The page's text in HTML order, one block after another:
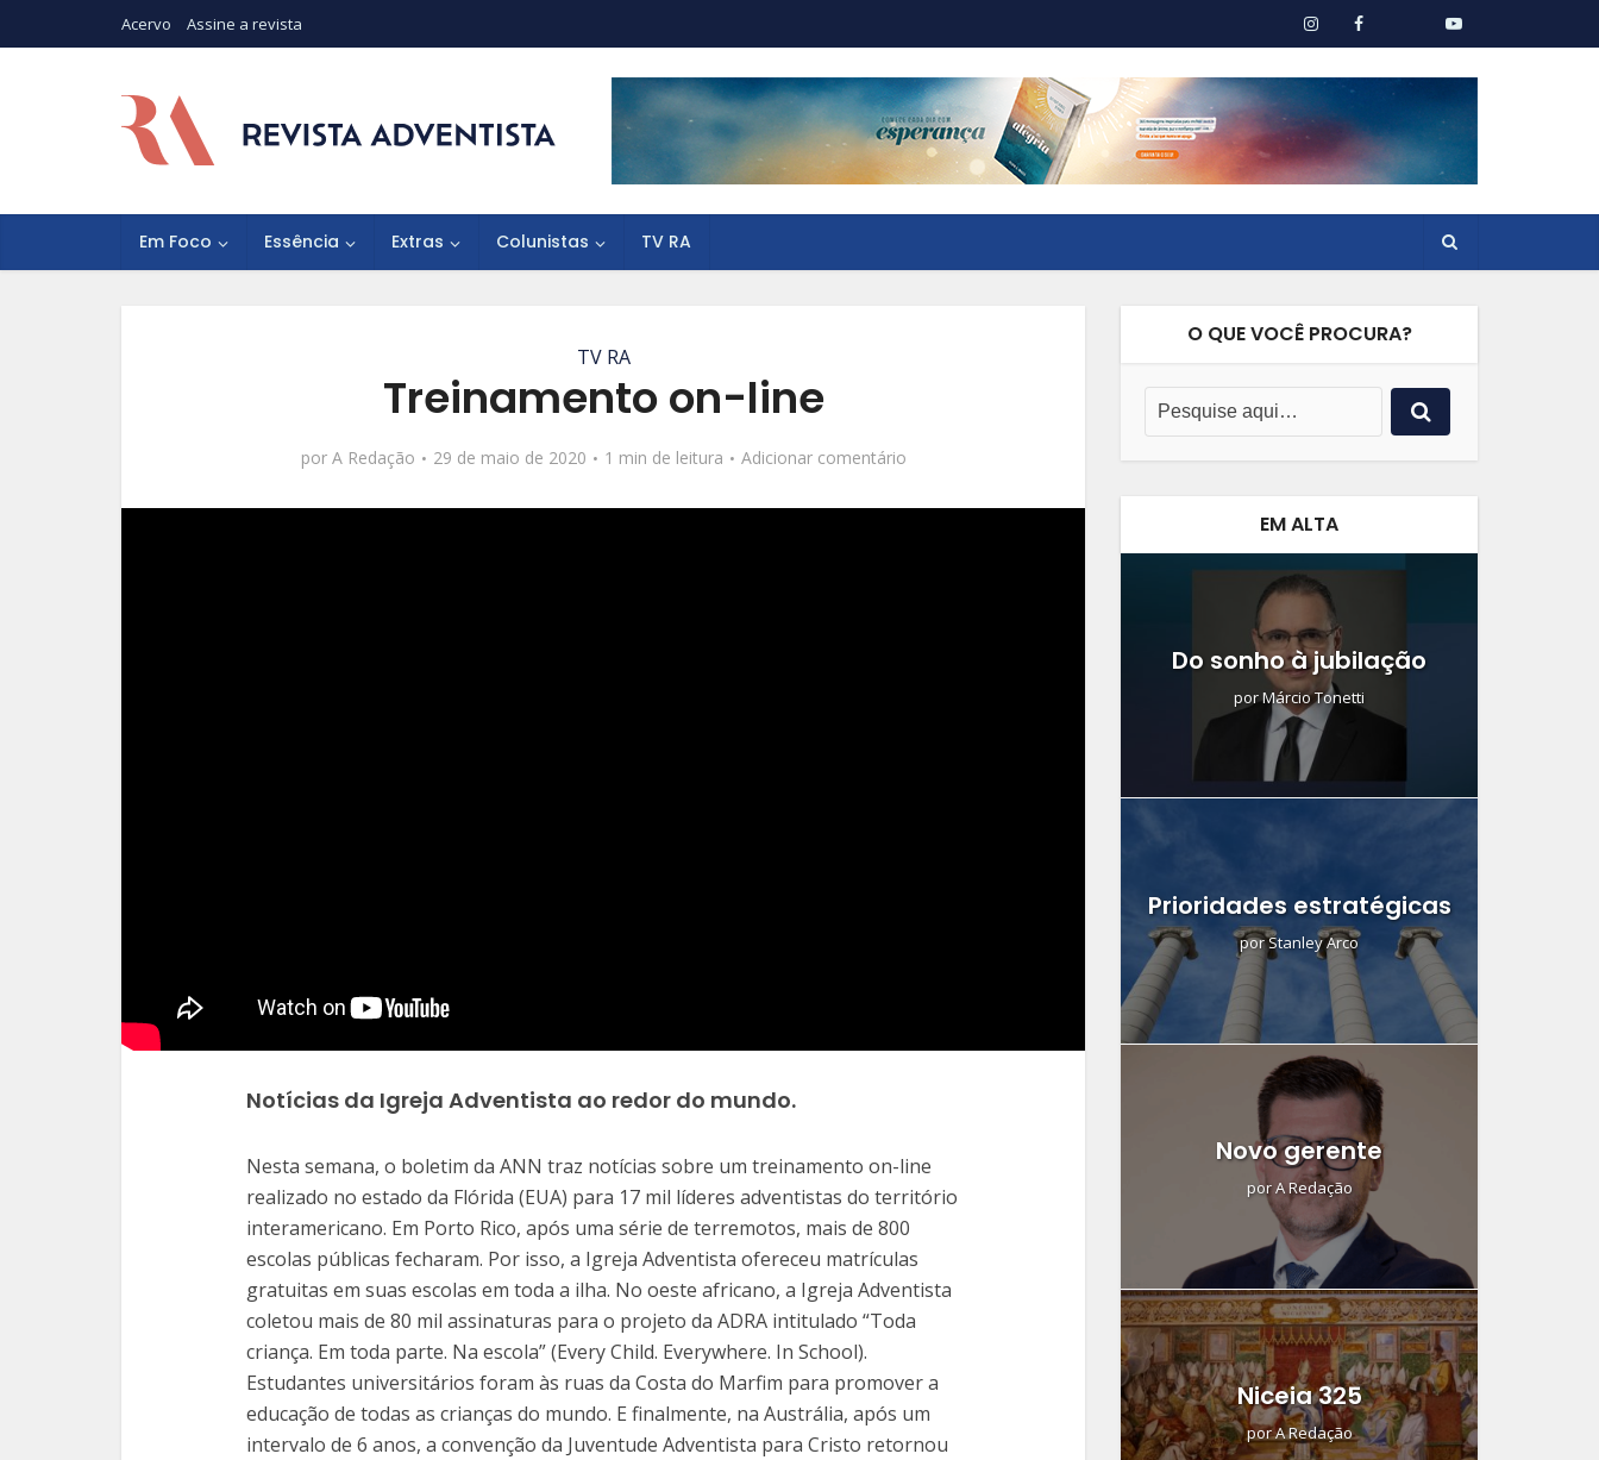
Acervo Assine a revista
Em Foco Essência Extras Colunistas TV RA
TV RA
Treinamento on-line
por A Redação 29 de maio de 2020 1 min de leitura Adicionar comentário
Notícias da Igreja Adventista ao redor do mundo.
Nesta semana, o boletim da ANN traz notícias sobre um treinamento on-line
realizado no estado da Flórida (EUA) para 17 mil líderes adventistas do território
interamericano. Em Porto Rico, após uma série de terremotos, mais de 800
escolas públicas fecharam. Por isso, a Igreja Adventista ofereceu matrículas
gratuitas em suas escolas em toda a ilha. No oeste africano, a Igreja Adventista
coletou mais de 80 mil assinaturas para o projeto da ADRA intitulado “Toda
criança. Em toda parte. Na escola” (Every Child. Everywhere. In School).
Estudantes universitários foram às ruas da Costa do Marfim para promover a
educação de todas as crianças do mundo. E finalmente, na Austrália, após um
intervalo de 6 anos, a convenção da Juventude Adventista para Cristo retornou
O QUE VOCÊ PROCURA?
EM ALTA
Do sonho à jubilação
porMárcio Tonetti
Prioridades estratégicas
porStanley Arco
Novo gerente
porA Redação
Niceia 325
porA Redação